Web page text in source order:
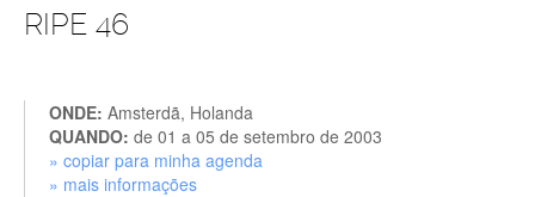
RIPE 46
ONDE: Amsterdã, Holanda
QUANDO: de 01 a 05 de setembro de 2003
» copiar para minha agenda
» mais informações